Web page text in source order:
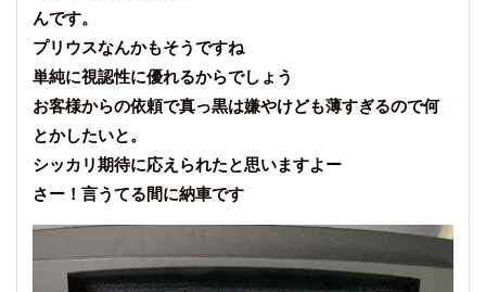
んです。
プリウスなんかもそうですね
単純に視認性に優れるからでしょう
お客様からの依頼で真っ黒は嫌やけども薄すぎるので何
とかしたいと。
シッカリ期待に応えられたと思いますよー
さー！言うてる間に納車です